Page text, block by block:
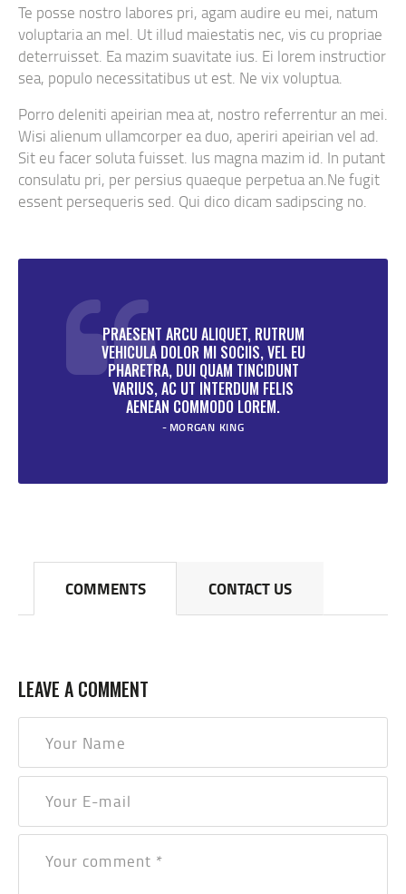
Te posse nostro labores pri, agam audire eu mei, natum
voluptaria an mel. Ut illud maiestatis nec, vis cu propriae
deterruisset. Ea mazim suavitate ius. Ei lorem instructior
sea, populo necessitatibus ut est. Ne vix voluptua.
Porro deleniti apeirian mea at, nostro referrentur an mei.
Wisi alienum ullamcorper ea duo, aperiri apeirian vel ad.
Sit eu facer soluta fuisset. Ius magna mazim id. In putant
consulatu pri, per persius quaeque perpetua an.Ne fugit
essent persequeris sed. Qui dico dicam sadipscing no.
PRAESENT ARCU ALIQUET, RUTRUM
VEHICULA DOLOR MI SOCIIS, VEL EU
PHARETRA, DUI QUAM TINCIDUNT
VARIUS, AC UT INTERDUM FELIS
AENEAN COMMODO LOREM.
MORGAN KING
COMMENTS CONTACT US
LEAVE A COMMENT